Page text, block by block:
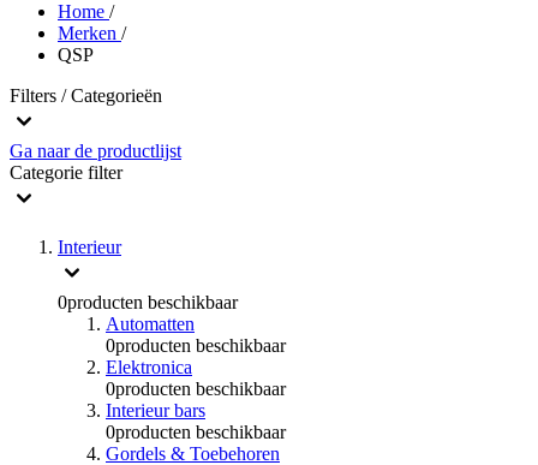
Home /
Merken /
QSP
Filters / Categorieën
Ga naar de productlijst
Categorie filter
Interieur
0producten beschikbaar
Automatten
0producten beschikbaar
Elektronica
0producten beschikbaar
Interieur bars
0producten beschikbaar
Gordels & Toebehoren